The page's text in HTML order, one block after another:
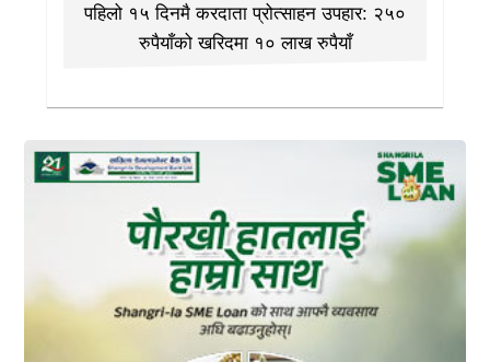
पहिलो १५ दिनमै करदाता प्रोत्साहन उपहार: २५०
रुपैयाँको खरिदमा १० लाख रुपैयाँ